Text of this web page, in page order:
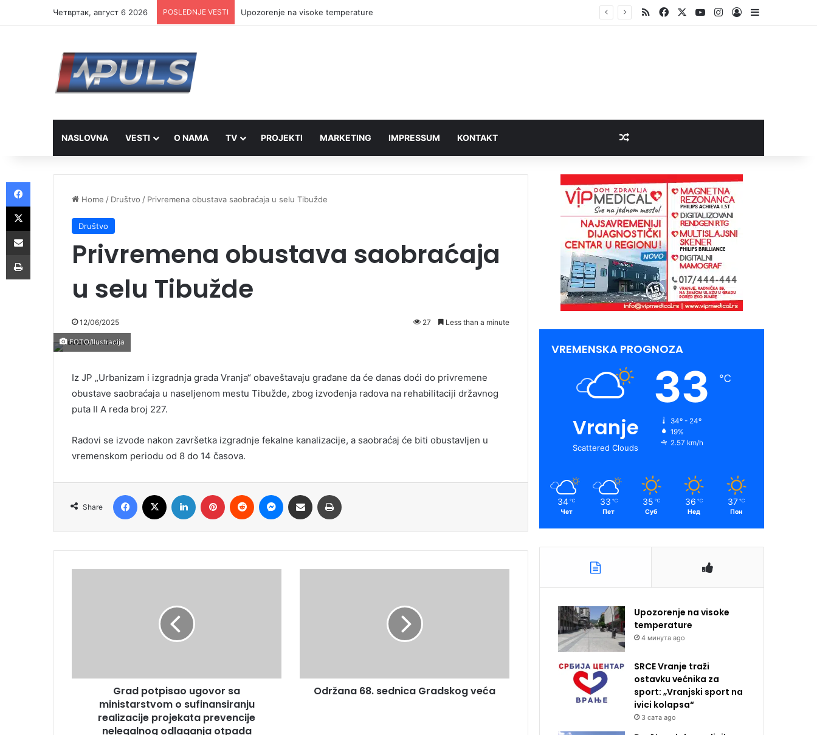
Четвртак, август 6 2026 POSLEDNJE VESTI SRCE Vranje traži ostavku većnika za sport: „Vranjski sport na ivici kolapsa“ RSSFacebookYouTubeInstagram
Log InSidebar
NASLOVNA VESTI O NAMA TV PROJEKTI MARKETING IMPRESSUM KONTAKT Random Article
Home / Društvo / Privremena obustava saobraćaja u selu Tibužde
Društvo
Privremena obustava saobraćaja
u selu Tibužde
12/06/2025 27 Less than a minute
FOTO/Ilustracija
Iz JP „Urbanizam i izgradnja grada Vranja“ obaveštavaju građane da će danas doći do privremene
obustave saobraćaja u naseljenom mestu Tibužde, zbog izvođenja radova na rehabilitaciji državnog
puta II A reda broj 227.
Radovi se izvode nakon završetka izgradnje fekalne kanalizacije, a saobraćaj će biti obustavljen u
vremenskom periodu od 8 do 14 časova.
Share
Facebook LinkedIn Pinterest Reddit Messenger
Share via Email
Grad potpisao ugovor sa
ministarstvom o sufinansiranju
realizacije projekata prevencije
nelegalnog odlaganja otpada
Održana 68. sednica Gradskog veća
VREMENSKA PROGNOZA
Vranje
Scattered Clouds
33 ℃
34º - 24º
19%
2.57 km/h
34 ℃
Чет
33 ℃
Пет
35 ℃
Суб
36 ℃
Нед
37 ℃
Пон
Upozorenje na visoke
temperature
4 минута ago
SRCE Vranje traži
ostavku većnika za
sport: „Vranjski sport na
ivici kolapsa“
3 сата ago
Facebook
X
Share via Email